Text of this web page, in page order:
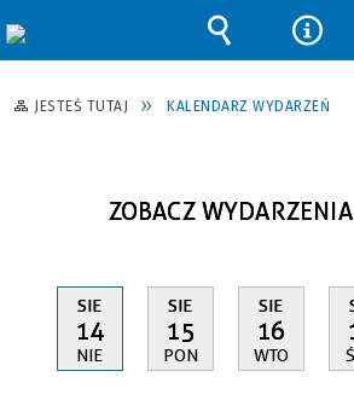
JESTEŚ TUTAJ KALENDARZ WYDARZEŃ
ZOBACZ
SIE
14
NIE
SIE
15
PON
SIE
16
WTO